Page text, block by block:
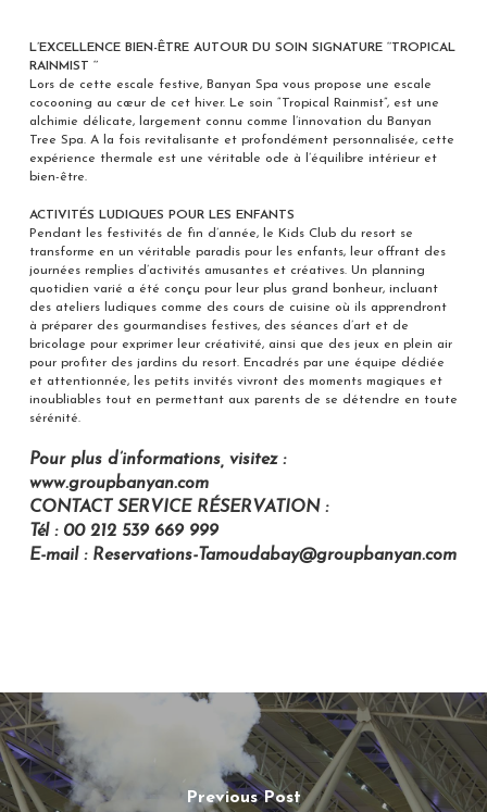
L’EXCELLENCE BIEN-ÊTRE AUTOUR DU SOIN SIGNATURE ‘’TROPICAL
RAINMIST ‘’
Lors de cette escale festive, Banyan Spa vous propose une escale
cocooning au cœur de cet hiver. Le soin “Tropical Rainmist”, est une
alchimie délicate, largement connu comme l’innovation du Banyan
Tree Spa. A la fois revitalisante et profondément personnalisée, cette
expérience thermale est une véritable ode à l’équilibre intérieur et
bien-être.
ACTIVITÉS LUDIQUES POUR LES ENFANTS
Pendant les festivités de fin d’année, le Kids Club du resort se
transforme en un véritable paradis pour les enfants, leur offrant des
journées remplies d’activités amusantes et créatives. Un planning
quotidien varié a été conçu pour leur plus grand bonheur, incluant
des ateliers ludiques comme des cours de cuisine où ils apprendront
à préparer des gourmandises festives, des séances d’art et de
bricolage pour exprimer leur créativité, ainsi que des jeux en plein air
pour profiter des jardins du resort. Encadrés par une équipe dédiée
et attentionnée, les petits invités vivront des moments magiques et
inoubliables tout en permettant aux parents de se détendre en toute
sérénité.
Pour plus d’informations, visitez :
www.groupbanyan.com
CONTACT SERVICE RÉSERVATION :
Tél : 00 212 539 669 999
E-mail : Reservations-Tamoudabay@groupbanyan.com
Previous Post